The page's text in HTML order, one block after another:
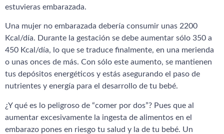
estuvieras embarazada.
Una mujer no embarazada debería consumir unas 2200
Kcal/día. Durante la gestación se debe aumentar sólo 350 a
450 Kcal/día, lo que se traduce finalmente, en una merienda
o unas onces de más. Con sólo este aumento, se mantienen
tus depósitos energéticos y estás asegurando el paso de
nutrientes y energía para el desarrollo de tu bebé.
¿Y qué es lo peligroso de “comer por dos”? Pues que al
aumentar excesivamente la ingesta de alimentos en el
embarazo pones en riesgo tu salud y la de tu bebé. Un